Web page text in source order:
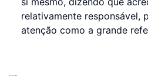
relativamente responsável,
atenção como a grande